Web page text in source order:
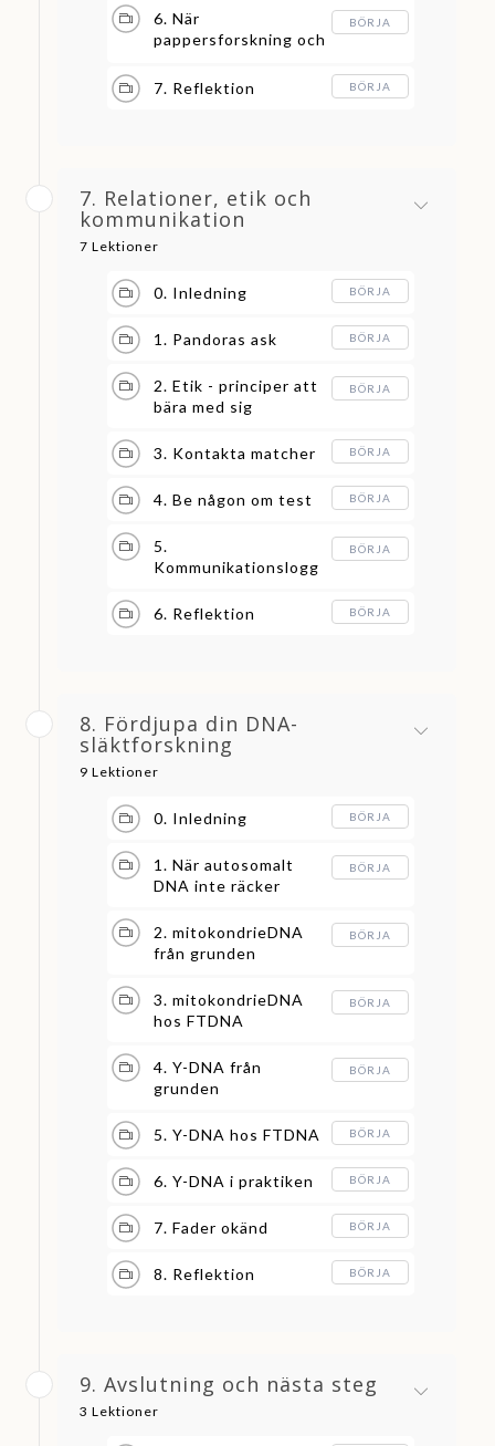
6. När
pappersforskning och
BÖRJA
7. Reflektion BÖRJA
7. Relationer, etik och
kommunikation
7 Lektioner
0. Inledning BÖRJA
1. Pandoras ask BÖRJA
2. Etik - principer att
bära med sig
BÖRJA
3. Kontakta matcher BÖRJA
4. Be någon om test BÖRJA
5.
Kommunikationslogg
BÖRJA
6. Reflektion BÖRJA
8. Fördjupa din DNA-
släktforskning
9 Lektioner
0. Inledning BÖRJA
1. När autosomalt
DNA inte räcker
BÖRJA
2. mitokondrieDNA
från grunden
BÖRJA
3. mitokondrieDNA
hos FTDNA
BÖRJA
4. Y-DNA från
grunden
BÖRJA
5. Y-DNA hos FTDNA BÖRJA
6. Y-DNA i praktiken BÖRJA
7. Fader okänd BÖRJA
8. Reflektion BÖRJA
9. Avslutning och nästa steg
3 Lektioner